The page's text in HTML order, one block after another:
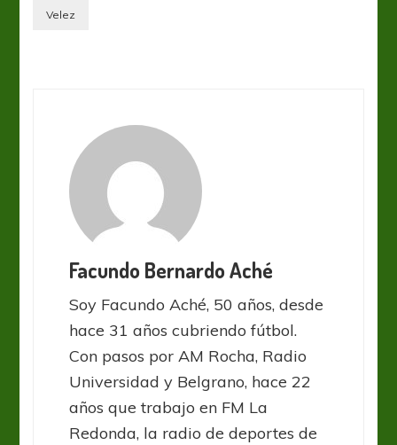
Velez
Facundo Bernardo Aché
Soy Facundo Aché, 50 años, desde
hace 31 años cubriendo fútbol.
Con pasos por AM Rocha, Radio
Universidad y Belgrano, hace 22
años que trabajo en FM La
Redonda, la radio de deportes de